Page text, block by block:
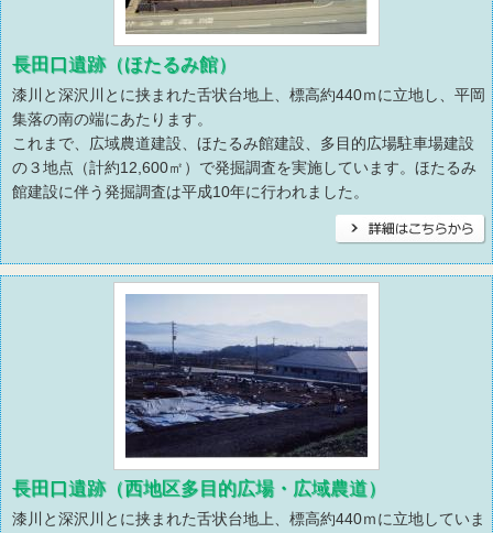
長田口遺跡（ほたるみ館）
漆川と深沢川とに挟まれた舌状台地上、標高約440ｍに立地し、平岡
集落の南の端にあたります。
これまで、広域農道建設、ほたるみ館建設、多目的広場駐車場建設
の３地点（計約12,600㎡）で発掘調査を実施しています。ほたるみ
館建設に伴う発掘調査は平成10年に行われました。
長田口遺跡（西地区多目的広場・広域農道）
漆川と深沢川とに挟まれた舌状台地上、標高約440ｍに立地していま